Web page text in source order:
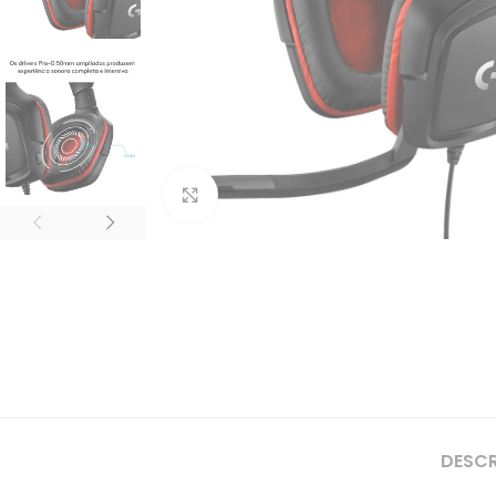
Clique para ampliar